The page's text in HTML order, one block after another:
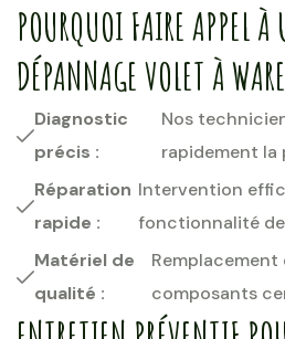
POURQUOI FAIRE APPEL
DÉPANNAGE VOLET À
Diagnostic
précis :
Nos
rapidement la
Réparation
rapide :
Intervention
fonctionnalité
Matériel de
qualité :
Remplacement
composants